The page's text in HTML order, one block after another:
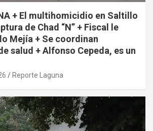
+ El multihomicidio en Saltillo
de Chad “N” + Fiscal le
Mejía + Se coordinan
salud + Alfonso Cepeda, es un
Reporte Laguna